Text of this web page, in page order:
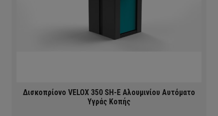
Δισκοπρίονο VELOX 350 SH-E Αλουμινίου Αυτόματο
Υγράς Κοπής